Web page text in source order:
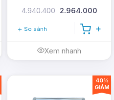
4.940.400 2.964.000
So sánh
Xem nhanh
40%
GIẢM